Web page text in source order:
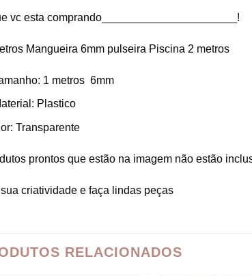
vc esta comprando______________________!
Mangueira 6mm pulseira Piscina 2 metros
1 metros 6mm
Plastico
Transparente
prontos que estão na imagem não estão
criatividade e faça lindas peças
RELACIONADOS